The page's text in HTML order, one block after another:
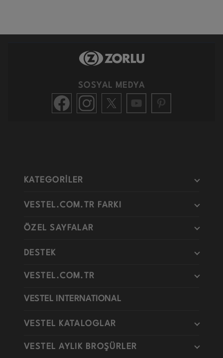
SOSYAL MEDYA
KATEGORİLER
VESTEL.COM.TR FARKI
ÖZEL SAYFALAR
DESTEK
VESTEL.COM.TR
VESTEL INTERNATIONAL
VESTEL KATALOGLAR
VESTEL AYLIK BROŞÜRLER